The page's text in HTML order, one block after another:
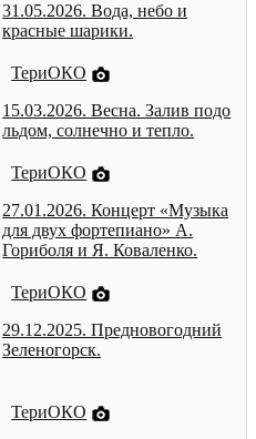
31.05.2026. Вода, небо и
красные шарики.
ТериОКО
15.03.2026. Весна. Залив подо
льдом, солнечно и тепло.
ТериОКО
27.01.2026. Концерт «Музыка
для двух фортепиано» А.
Гориболя и Я. Коваленко.
ТериОКО
29.12.2025. Предновогодний
Зеленогорск.
ТериОКО